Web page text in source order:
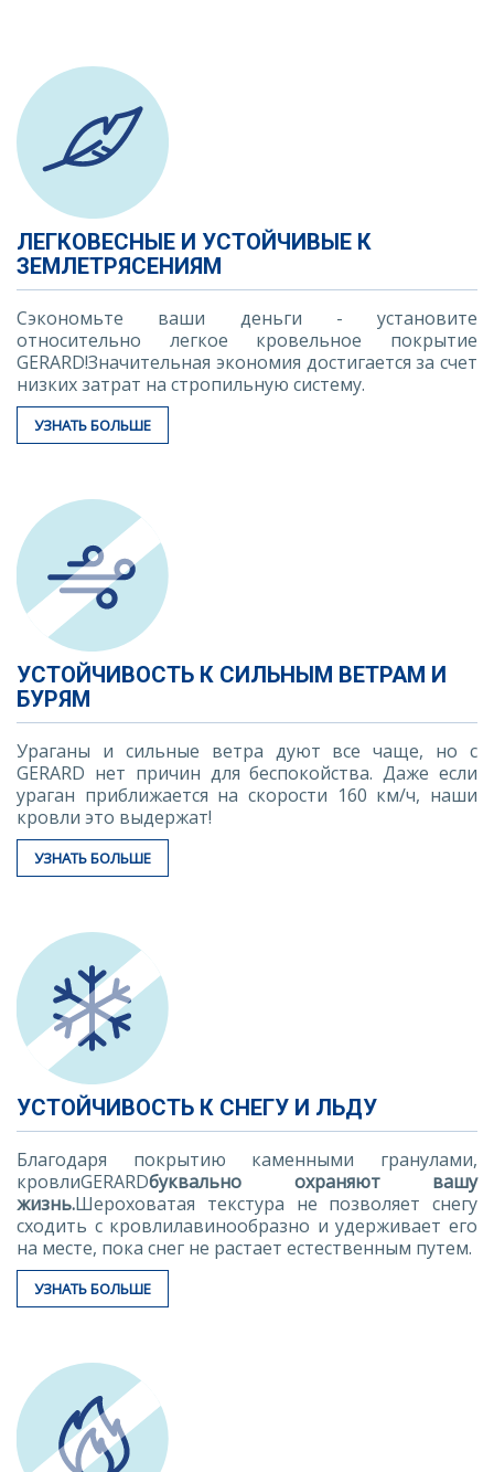
ЛЕГКОВЕСНЫЕ И УСТОЙЧИВЫЕ К
ЗЕМЛЕТРЯСЕНИЯМ
Сэкономьте ваши деньги - установите
относительно легкое кровельное покрытие
GERARD!Значительная экономия достигается за счет
низких затрат на стропильную систему.
УЗНАТЬ БОЛЬШЕ
УСТОЙЧИВОСТЬ К СИЛЬНЫМ ВЕТРАМ И
БУРЯМ
Ураганы и сильные ветра дуют все чаще, но с
GERARD нет причин для беспокойства. Даже если
ураган приближается на скорости 160 км/ч, наши
кровли это выдержат!
УЗНАТЬ БОЛЬШЕ
УСТОЙЧИВОСТЬ К СНЕГУ И ЛЬДУ
Благодаря покрытию каменными гранулами,
кровлиGERARDбуквально охраняют вашу
жизнь.Шероховатая текстура не позволяет снегу
сходить с кровлилавинообразно и удерживает его
на месте, пока снег не растает естественным путем.
УЗНАТЬ БОЛЬШЕ